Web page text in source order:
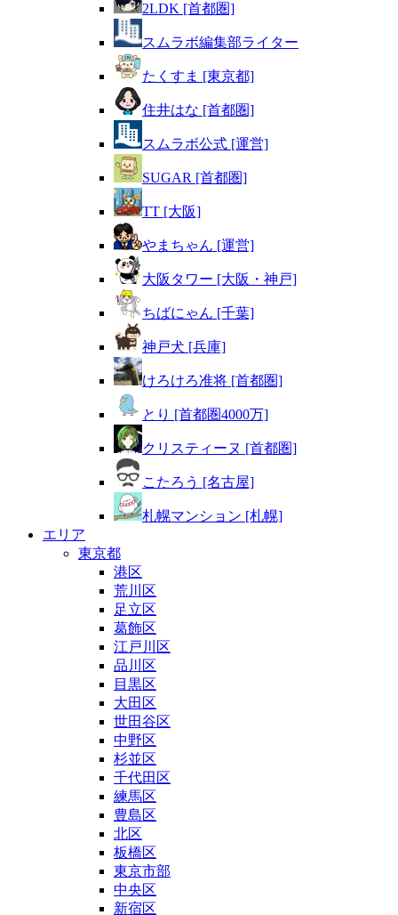
2LDK [首都圏]
スムラボ編集部ライター
たくすま [東京都]
住井はな [首都圏]
スムラボ公式 [運営]
SUGAR [首都圏]
TT [大阪]
やまちゃん [運営]
大阪タワー [大阪・神戸]
ちばにゃん [千葉]
神戸犬 [兵庫]
けろけろ准将 [首都圏]
とり [首都圏4000万]
クリスティーヌ [首都圏]
こたろう [名古屋]
札幌マンション [札幌]
エリア
東京都
港区
荒川区
足立区
葛飾区
江戸川区
品川区
目黒区
大田区
世田谷区
中野区
杉並区
千代田区
練馬区
豊島区
北区
板橋区
東京市部
中央区
新宿区